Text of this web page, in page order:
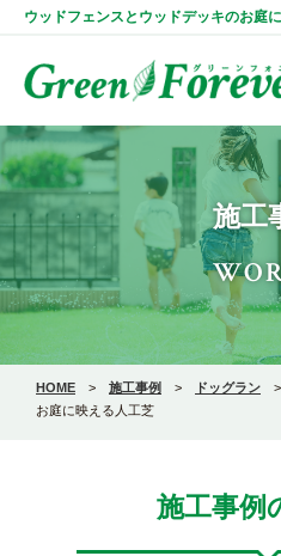
ウッドフェンスとウッドデッキのお庭
施工
HOME > 施工事例 > ドッグラン
お庭に映える人工芝
施工事例